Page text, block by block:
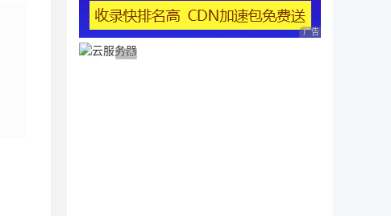
广告 商业广告，理性
广告 商业广告，理性选择